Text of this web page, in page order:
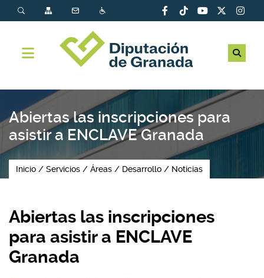
Abiertas las inscripciones para
asistir a ENCLAVE Granada
Inicio Servicios Áreas Desarrollo Noticias
Abiertas las inscripciones
para asistir a ENCLAVE
Granada